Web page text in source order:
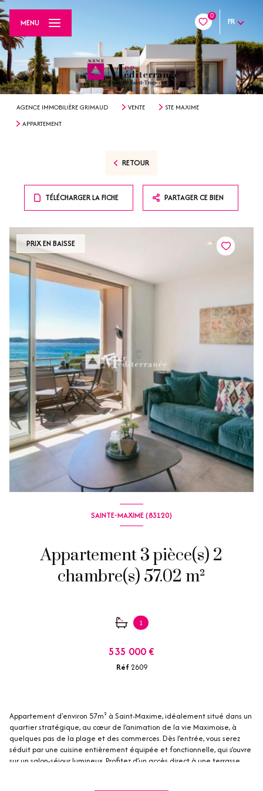
0
FR
MENU
AGENCE IMMOBILIÈRE GRIMAUD VENTE
STE MAXIME
APPARTEMENT
RETOUR
TÉLÉCHARGER LA FICHE PARTAGER CE BIEN
PRIX EN BAISSE
SAINTE-MAXIME (83120)
Appartement 3 pièce(s) 2
chambre(s) 57.02 m²
1
535 000 €
Réf 2609
Appartement d'environ 57m² à Saint-Maxime, idéalement situé dans un
quartier stratégique, au cœur de l’animation de la vie Maximoise, à
quelques pas de la plage et des commerces. Dès l’entrée, vous serez
séduit par une cuisine entièrement équipée et fonctionnelle, qui s’ouvre
sur un salon-séjour lumineux. Profitez d’un accès direct à une terrasse